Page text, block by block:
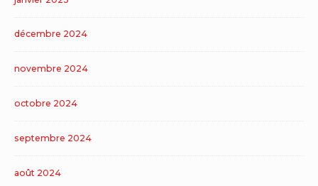
décembre 2024
novembre 2024
octobre 2024
septembre 2024
août 2024